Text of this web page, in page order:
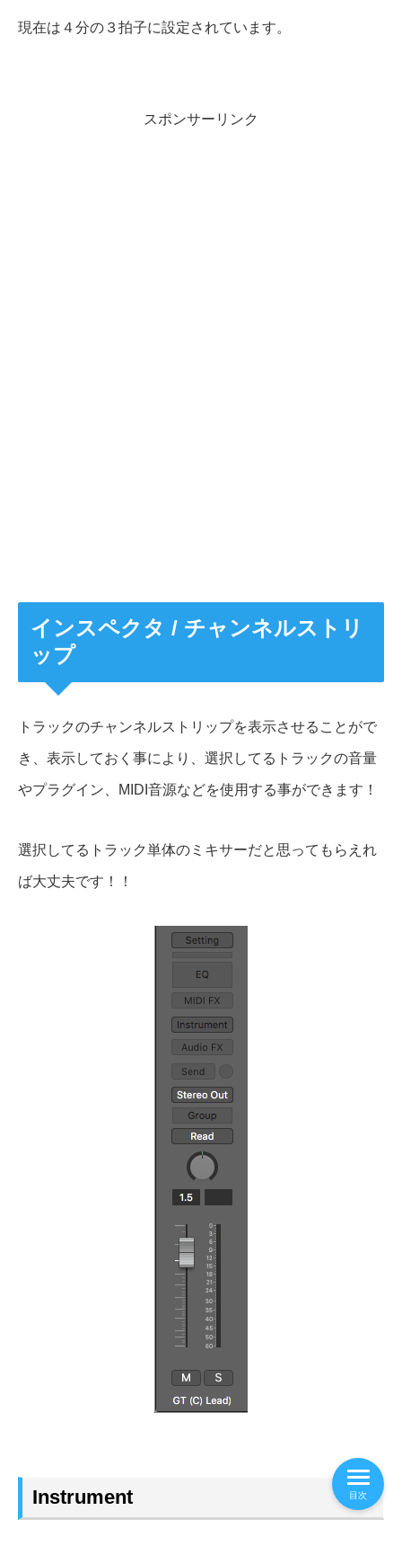
現在は４分の３拍子に設定されています。
スポンサーリンク
インスペクタ / チャンネルストリ
ップ
トラックのチャンネルストリップを表示させることがで
き、表示しておく事により、選択してるトラックの音量
やプラグイン、MIDI音源などを使用する事ができます！
選択してるトラック単体のミキサーだと思ってもらえれ
ば大丈夫です！！
Instrument 目次